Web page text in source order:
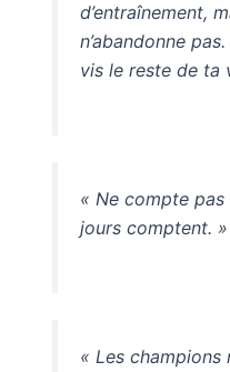
d’entraînement,
n’abandonne
vis le reste de ta
« Ne compte
jours comptent. »
« Les champions